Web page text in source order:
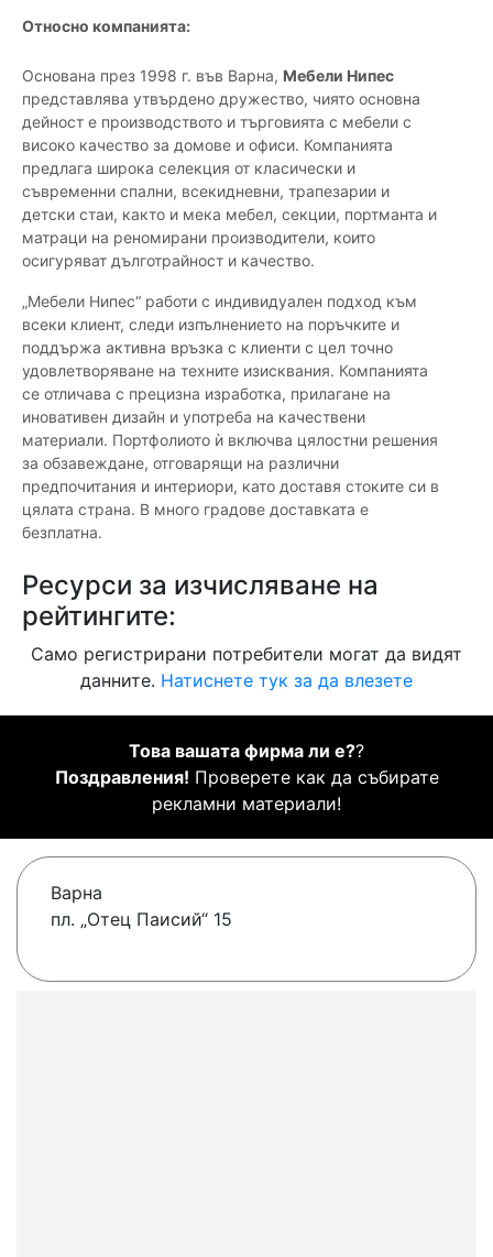
Относно компанията:
Основана през 1998 г. във Варна, Мебели Нипес
представлява утвърдено дружество, чиято основна
дейност е производството и търговията с мебели с
високо качество за домове и офиси. Компанията
предлага широка селекция от класически и
съвременни спални, всекидневни, трапезарии и
детски стаи, както и мека мебел, секции, портманта и
матраци на реномирани производители, които
осигуряват дълготрайност и качество.
„Мебели Нипес“ работи с индивидуален подход към
всеки клиент, следи изпълнението на поръчките и
поддържа активна връзка с клиенти с цел точно
удовлетворяване на техните изисквания. Компанията
се отличава с прецизна изработка, прилагане на
иновативен дизайн и употреба на качествени
материали. Портфолиото ѝ включва цялостни решения
за обзавеждане, отговарящи на различни
предпочитания и интериори, като доставя стоките си в
цялата страна. В много градове доставката е
безплатна.
Ресурси за изчисляване на
рейтингите:
Само регистрирани потребители могат да видят
данните. Натиснете тук за да влезете
Това вашата фирма ли е??
Поздравления! Проверете как да събирате
рекламни материали!
Варна
пл. „Отец Паисий“ 15